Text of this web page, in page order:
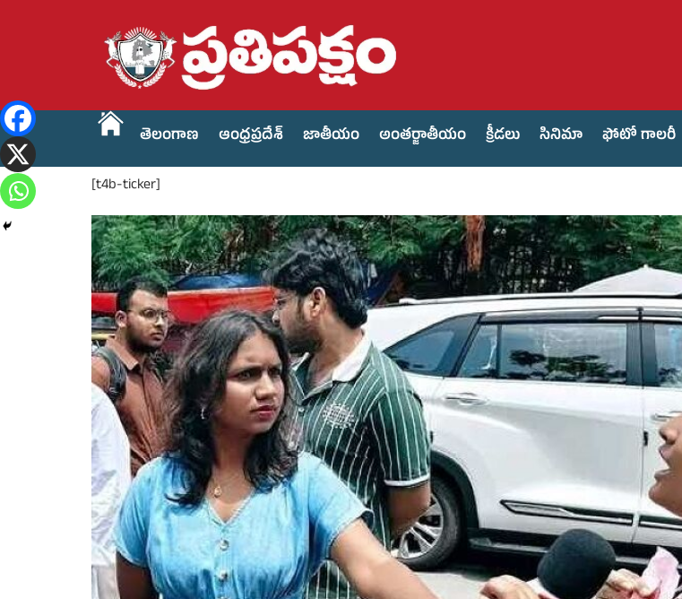
తెలంగాణ ఆంధ్రప్రదేశ్ జాతీయం అంతర్జాతీయం క్రీడలు సినిమా ఫోటో గాలరీ
[t4b-ticker]